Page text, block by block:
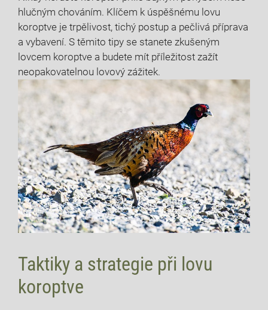
hlučným ⁣chováním. Klíčem k úspěšnému ⁢lovu‌
koroptve je trpělivost, ⁣tichý postup ​a⁢ pečlivá příprava
a vybavení. S ‍těmito tipy se stanete zkušeným
lovcem koroptve a‍ budete mít příležitost zažít
neopakovatelnou lovový zážitek.
Taktiky a strategie při lovu
⁢koroptve